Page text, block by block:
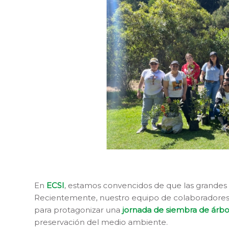
En ECSI, estamos convencidos de que las
Recientemente, nuestro equipo de
para protagonizar una jornada de siembra de
preservación del medio ambiente.